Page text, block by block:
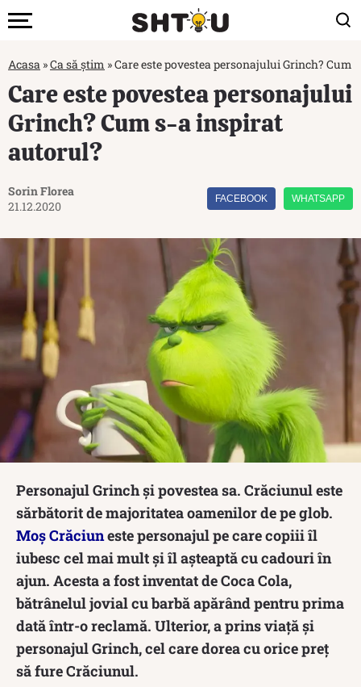
Acasa »Ca să știm »Care este povestea personajului Grinch? Cum
Care este povestea personajului
Grinch? Cum s-a inspirat
autorul?
Sorin Florea
21.12.2020
FACEBOOK WHATSAPP
Personajul Grinch și povestea sa. Crăciunul este
sărbătorit de majoritatea oamenilor de pe glob.
Moș Crăciuneste personajul pe care copiii îl
iubesc cel mai mult și îl așteaptă cu cadouri în
ajun. Acesta a fost inventat de Coca Cola,
bătrânelul jovial cu barbă apărând pentru prima
dată într-o reclamă. Ulterior, a prins viață și
personajul Grinch, cel care dorea cu orice preț
să fure Crăciunul.